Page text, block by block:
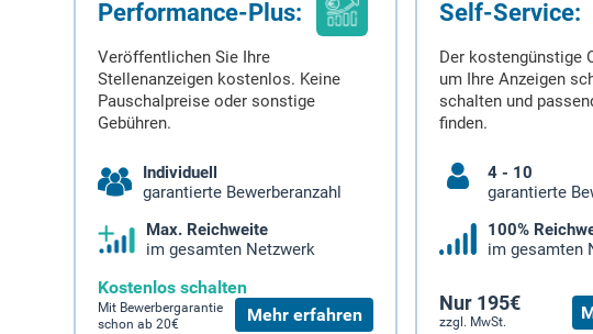
Performance-Plus:
Veröffentlichen Sie Ihre
Stellenanzeigen kostenlos. Keine
Pauschalpreise oder sonstige
Gebühren.
Individuell
garantierte Bewerberanzahl
Max. Reichweite
im gesamten Netzwerk
Kostenlos schalten
Mit Bewerbergarantie
schon ab 20€
Mehr erfahren
Self-Service:
Der kostengünstige
um Ihre Anzeigen
schalten und
finden.
4 - 10
garantierte
100%
im gesamten
Nur 195€
zzgl. MwSt.